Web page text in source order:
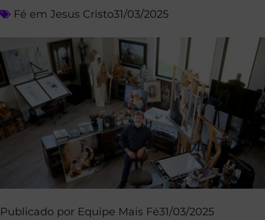
Fé em Jesus Cristo31/03/2025
Publicado por Equipe Mais Fé31/03/2025